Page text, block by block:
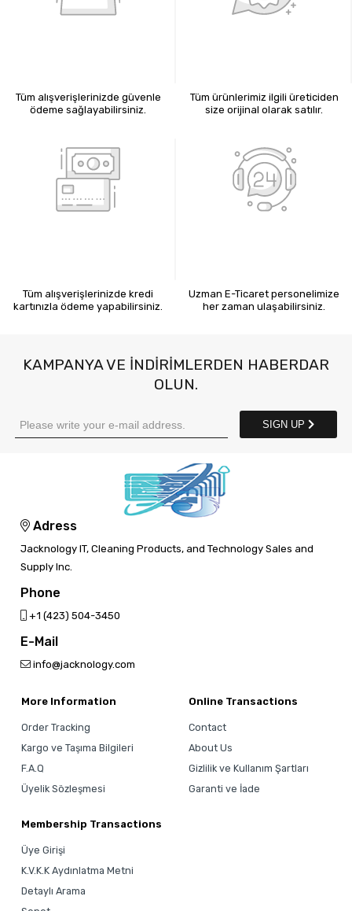
Tüm alışverişlerinizde güvenle
ödeme sağlayabilirsiniz.
Tüm ürünlerimiz ilgili üreticiden
size orijinal olarak satılır.
Tüm alışverişlerinizde kredi
kartınızla ödeme yapabilirsiniz.
Uzman E-Ticaret personelimize
her zaman ulaşabilirsiniz.
KAMPANYA VE INDIRIMLERDEN HABERDAR
OLUN.
SIGN UP
Adress
Jacknology IT, Cleaning Products, and Technology Sales and
Supply Inc.
Phone
‎+1 (423) 504-3450
E-Mail
info@jacknology.com
More Information
Order Tracking
Kargo ve Taşıma Bilgileri
F.A.Q
Üyelik Sözleşmesi
Online Transactions
Contact
About Us
Gizlilik ve Kullanım Şartları
Garanti ve İade
Membership Transactions
Üye Girişi
K.V.K.K Aydınlatma Metni
Detaylı Arama